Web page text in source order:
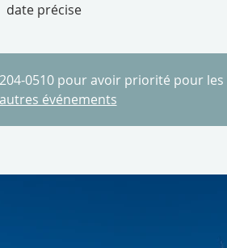
date précise
0510 pour avoir priorité pour
événements